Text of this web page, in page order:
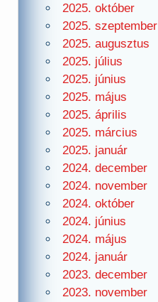
2025. október
2025. szeptember
2025. augusztus
2025. július
2025. június
2025. május
2025. április
2025. március
2025. január
2024. december
2024. november
2024. október
2024. június
2024. május
2024. január
2023. december
2023. november